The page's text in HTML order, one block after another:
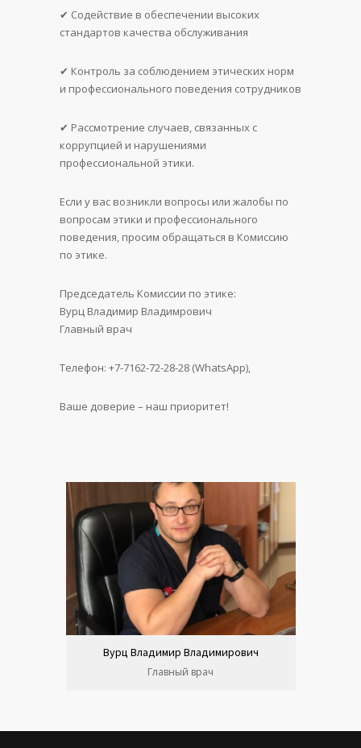
✔ Содействие в обеспечении высоких
стандартов качества обслуживания
✔ Контроль за соблюдением этических норм
и профессионального поведения сотрудников
✔ Рассмотрение случаев, связанных с
коррупцией и нарушениями
профессиональной этики.
Если у вас возникли вопросы или жалобы по
вопросам этики и профессионального
поведения, просим обращаться в Комиссию
по этике.
Председатель Комиссии по этике:
Вурц Владимир Владимрович
Главный врач
Телефон: +7-7162-72-28-28 (WhatsApp),
Ваше доверие – наш приоритет!
Вурц Владимир Владимирович
Главный врач